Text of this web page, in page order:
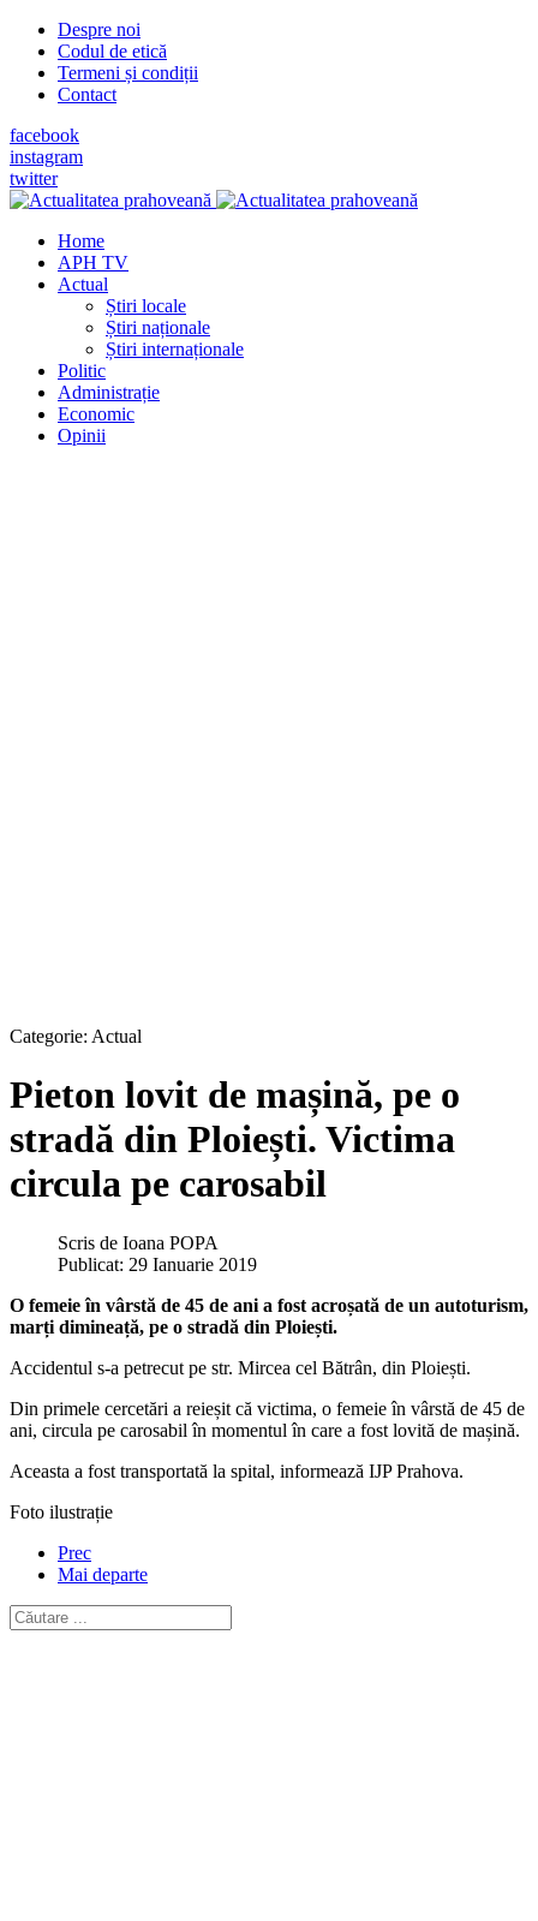
Despre noi
Codul de etică
Termeni și condiții
Contact
facebook
instagram
twitter
Home
APH TV
Actual
Știri locale
Știri naționale
Știri internaționale
Politic
Administrație
Economic
Opinii
Categorie: Actual
Pieton lovit de mașină, pe o
stradă din Ploiești. Victima
circula pe carosabil
Scris de Ioana POPA
Publicat: 29 Ianuarie 2019
O femeie în vârstă de 45 de ani a fost acroșată de un autoturism,
marți dimineață, pe o stradă din Ploiești.
Accidentul s-a petrecut pe str. Mircea cel Bătrân, din Ploiești.
Din primele cercetări a reieșit că victima, o femeie în vârstă de 45 de
ani, circula pe carosabil în momentul în care a fost lovită de mașină.
Aceasta a fost transportată la spital, informează IJP Prahova.
Foto ilustrație
Prec
Mai departe